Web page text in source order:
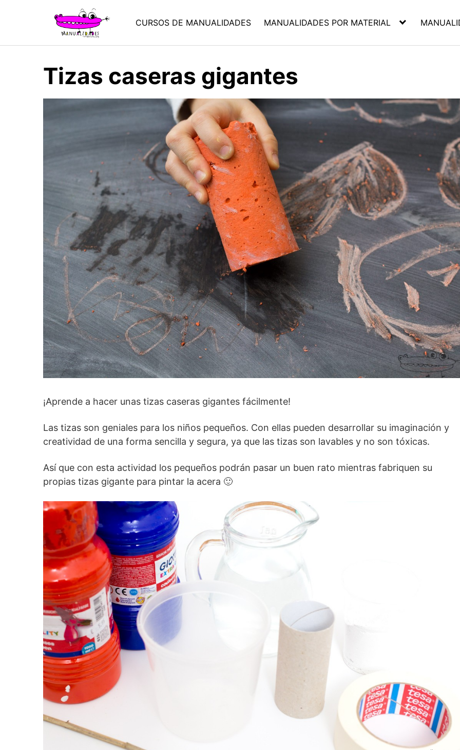
CURSOS DE MANUALIDADES MANUALIDADES POR MATERIAL
Tizas caseras gigantes
¡Aprende a hacer unas tizas caseras gigantes fácilmente!
Las tizas son geniales para los niños pequeños. Con ellas pueden desarrollar su imaginación y
creatividad de una forma sencilla y segura, ya que las tizas son lavables y no son tóxicas.
Así que con esta actividad los pequeños podrán pasar un buen rato mientras fabriquen su
propias tizas gigante para pintar la acera 🙂